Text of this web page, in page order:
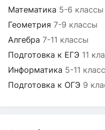
Математика 5-6 классы
Геометрия 7-9 классы
Алгебра 7-11 классы
Подготовка к ЕГЭ 11
Информатика 5-11
Подготовка к ОГЭ 9